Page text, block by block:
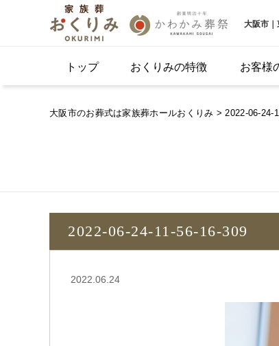
大阪市｜
トップ おくりみの特徴 お客様
大阪市のお葬式は家族葬ホールおくりみ > 2022-06-24-
2022-06-24-11-56-16-309
2022.06.24